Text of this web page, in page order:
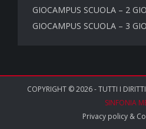
GIOCAMPUS SCUOLA – 2
GIOCAMPUS SCUOLA – 3
COPYRIGHT © 2026 - TUTTI I
SINFONIA
Privacy policy&